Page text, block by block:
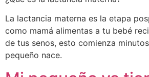
La lactancia materna es la etapa
como mamá alimentas a tu bebé
de tus senos, esto comienza
pequeño nace.